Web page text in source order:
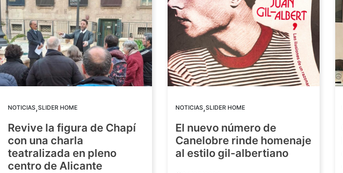
NOTICIAS,SLIDER HOME
Revive la figura de Chapí
con una charla
teatralizada en pleno
centro de Alicante
NOTICIAS,SLIDER HOME
El nuevo número de
Canelobre rinde homenaje
al estilo gil-albertiano